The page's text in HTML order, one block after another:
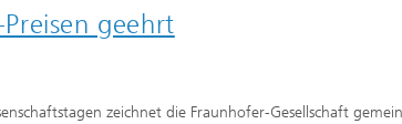
geehrt
zeichnet die Fraunhofer-Gesellschaft